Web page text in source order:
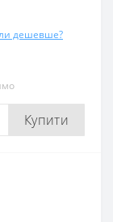
дешевше?
Купити